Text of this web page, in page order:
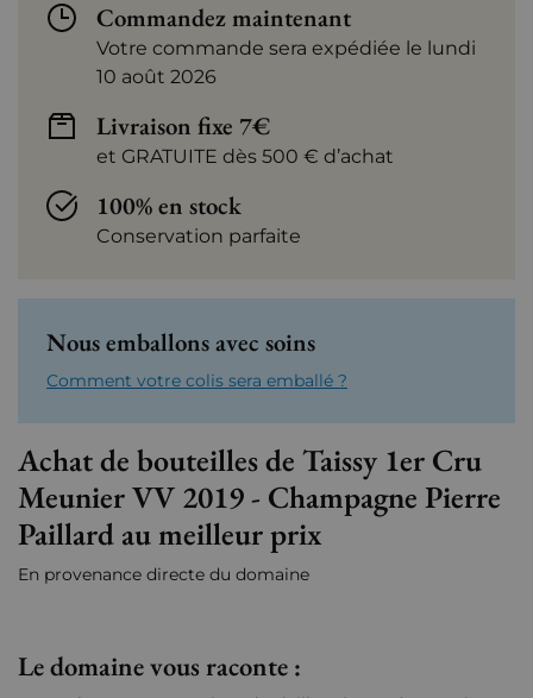
Commandez maintenant
Votre commande sera expédiée le lundi
10 août 2026
Livraison fixe 7€
et GRATUITE dès 500 € d’achat
100% en stock
Conservation parfaite
Nous emballons avec soins
Comment votre colis sera emballé ?
Achat de bouteilles de Taissy 1er Cru
Meunier VV 2019 - Champagne Pierre
Paillard au meilleur prix
En provenance directe du domaine
Le domaine vous raconte :